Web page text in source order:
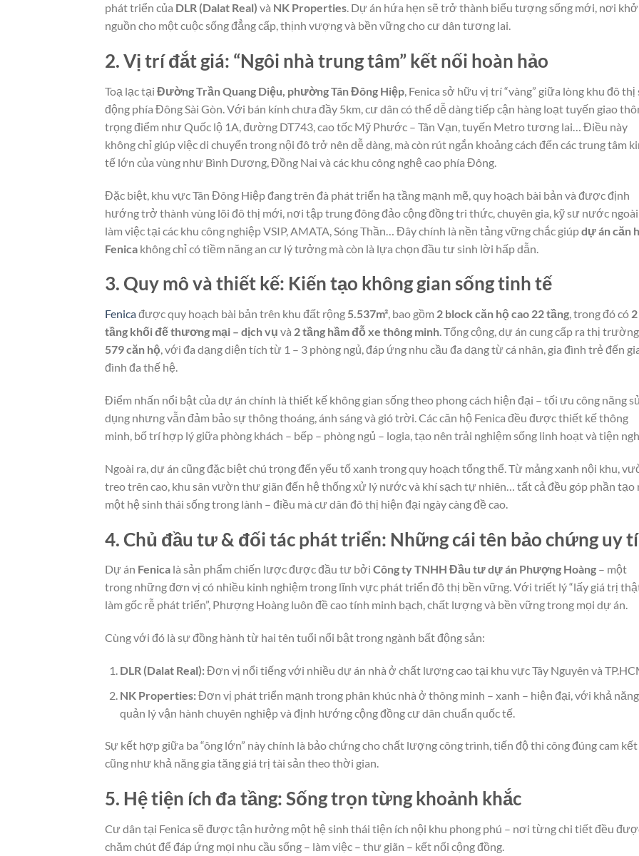
phát triển của DLR (Dalat Real) và NK Properties. Dự án hứa hẹn sẽ trở thành biểu tượng sống mới, nơi
nguồn cho một cuộc sống đẳng cấp, thịnh vượng và bền vững cho cư dân tương lai.
2. Vị trí đắt giá: “Ngôi nhà trung tâm” kết nối hoàn hảo
Toạ lạc tại Đường Trần Quang Diệu, phường Tân Đông Hiệp , Fenica sở hữu vị trí “vàng” giữa lòng khu đô thị
động phía Đông Sài Gòn. Với bán kính chưa đầy 5km, cư dân có thể dễ dàng tiếp cận hàng loạt tuyến giao
trọng điểm như Quốc lộ 1A, đường DT743, cao tốc Mỹ Phước – Tân Vạn, tuyến Metro tương lai… Điều này
không chỉ giúp việc di chuyển trong nội đô trở nên dễ dàng, mà còn rút ngắn khoảng cách đến các trung tâm
tế lớn của vùng như Bình Dương, Đồng Nai và các khu công nghệ cao phía Đông.
Đặc biệt, khu vực Tân Đông Hiệp đang trên đà phát triển hạ tầng mạnh mẽ, quy hoạch bài bản và được định
hướng trở thành vùng lõi đô thị mới, nơi tập trung đông đảo cộng đồng tri thức, chuyên gia, kỹ sư nước ngoài
làm việc tại các khu công nghiệp VSIP, AMATA, Sóng Thần… Đây chính là nền tảng vững chắc giúpdự án căn
Fenica không chỉ có tiềm năng an cư lý tưởng mà còn là lựa chọn đầu tư sinh lời hấp dẫn.
3. Quy mô và thiết kế: Kiến tạo không gian sống tinh tế
Fenicađược quy hoạch bài bản trên khu đất rộng 5.537m², bao gồm 2 block căn hộ cao 22 tầng, trong đó có 2
tầng khối đế thương mại – dịch vụ và 2 tầng hầm đỗ xe thông minh. Tổng cộng, dự án cung cấp ra thị trường
579 căn hộ, với đa dạng diện tích từ 1 – 3 phòng ngủ, đáp ứng nhu cầu đa dạng từ cá nhân, gia đình trẻ đến
đình đa thế hệ.
Điểm nhấn nổi bật của dự án chính là thiết kế không gian sống theo phong cách hiện đại – tối ưu công năng
dụng nhưng vẫn đảm bảo sự thông thoáng, ánh sáng và gió trời. Các căn hộ Fenica đều được thiết kế thông
minh, bố trí hợp lý giữa phòng khách – bếp – phòng ngủ – logia, tạo nên trải nghiệm sống linh hoạt và tiện
Ngoài ra, dự án cũng đặc biệt chú trọng đến yếu tố xanh trong quy hoạch tổng thể. Từ mảng xanh nội khu,
treo trên cao, khu sân vườn thư giãn đến hệ thống xử lý nước và khí sạch tự nhiên… tất cả đều góp phần tạo
một hệ sinh thái sống trong lành – điều mà cư dân đô thị hiện đại ngày càng đề cao.
4. Chủ đầu tư & đối tác phát triển: Những cái tên bảo chứng uy
Dự án Fenica là sản phẩm chiến lược được đầu tư bởi Công ty TNHH Đầu tư dự án Phượng Hoàng – một
trong những đơn vị có nhiều kinh nghiệm trong lĩnh vực phát triển đô thị bền vững. Với triết lý “lấy giá trị
làm gốc rễ phát triển”, Phượng Hoàng luôn đề cao tính minh bạch, chất lượng và bền vững trong mọi dự án.
Cùng với đó là sự đồng hành từ hai tên tuổi nổi bật trong ngành bất động sản:
DLR (Dalat Real):Đơn vị nổi tiếng với nhiều dự án nhà ở chất lượng cao tại khu vực Tây Nguyên và
NK Properties:Đơn vị phát triển mạnh trong phân khúc nhà ở thông minh – xanh – hiện đại, với khả năng
quản lý vận hành chuyên nghiệp và định hướng cộng đồng cư dân chuẩn quốc tế.
Sự kết hợp giữa ba “ông lớn” này chính là bảo chứng cho chất lượng công trình, tiến độ thi công đúng cam kết
cũng như khả năng gia tăng giá trị tài sản theo thời gian.
5. Hệ tiện ích đa tầng: Sống trọn từng khoảnh khắc
Cư dân tại Fenica sẽ được tận hưởng một hệ sinh thái tiện ích nội khu phong phú – nơi từng chi tiết đều
chăm chút để đáp ứng mọi nhu cầu sống – làm việc – thư giãn – kết nối cộng đồng.